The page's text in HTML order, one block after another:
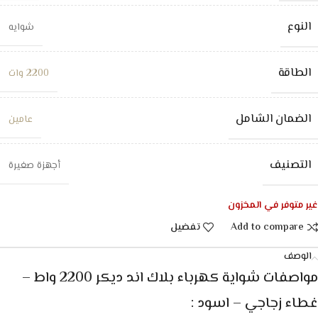
النوع شوايه
الطاقة 2200 وات
الضمان الشامل عامين
التصنيف أجهزة صغيرة
غير متوفر في المخزون
Add to compare
تفضيل
الوصف
مواصفات شواية كهرباء بلاك اند ديكر 2200 واط –
غطاء زجاجي – اسود :